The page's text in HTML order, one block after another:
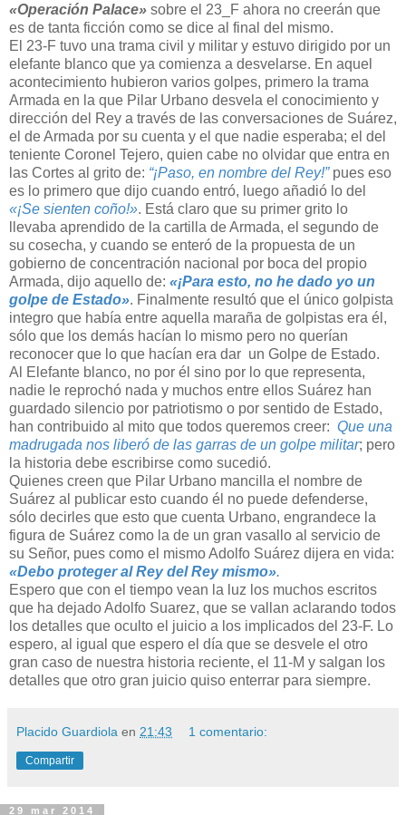
«Operación Palace» sobre el 23_F ahora no creerán que
es de tanta ficción como se dice al final del mismo.
El 23-F tuvo una trama civil y militar y estuvo dirigido por un
elefante blanco que ya comienza a desvelarse. En aquel
acontecimiento hubieron varios golpes, primero la trama
Armada en la que Pilar Urbano desvela el conocimiento y
dirección del Rey a través de las conversaciones de Suárez,
el de Armada por su cuenta y el que nadie esperaba; el del
teniente Coronel Tejero, quien cabe no olvidar que entra en
las Cortes al grito de: “¡Paso, en nombre del Rey!”pues eso
es lo primero que dijo cuando entró, luego añadió lo del
«¡Se sienten coño!». Está claro que su primer grito lo
llevaba aprendido de la cartilla de Armada, el segundo de
su cosecha, y cuando se enteró de la propuesta de un
gobierno de concentración nacional por boca del propio
Armada, dijo aquello de: «¡Para esto, no he dado yo un
golpe de Estado». Finalmente resultó que el único golpista
integro que había entre aquella maraña de golpistas era él,
sólo que los demás hacían lo mismo pero no querían
reconocer que lo que hacían era dar un Golpe de Estado.
Al Elefante blanco, no por él sino por lo que representa,
nadie le reprochó nada y muchos entre ellos Suárez han
guardado silencio por patriotismo o por sentido de Estado,
han contribuido al mito que todos queremos creer: Que una
madrugada nos liberó de las garras de un golpe militar; pero
la historia debe escribirse como sucedió.
Quienes creen que Pilar Urbano mancilla el nombre de
Suárez al publicar esto cuando él no puede defenderse,
sólo decirles que esto que cuenta Urbano, engrandece la
figura de Suárez como la de un gran vasallo al servicio de
su Señor, pues como el mismo Adolfo Suárez dijera en vida:
«Debo proteger al Rey del Rey mismo».
Espero que con el tiempo vean la luz los muchos escritos
que ha dejado Adolfo Suarez, que se vallan aclarando todos
los detalles que oculto el juicio a los implicados del 23-F. Lo
espero, al igual que espero el día que se desvele el otro
gran caso de nuestra historia reciente, el 11-M y salgan los
detalles que otro gran juicio quiso enterrar para siempre.
Placido Guardiola en 21:43 1 comentario:
Compartir
29 mar 2014